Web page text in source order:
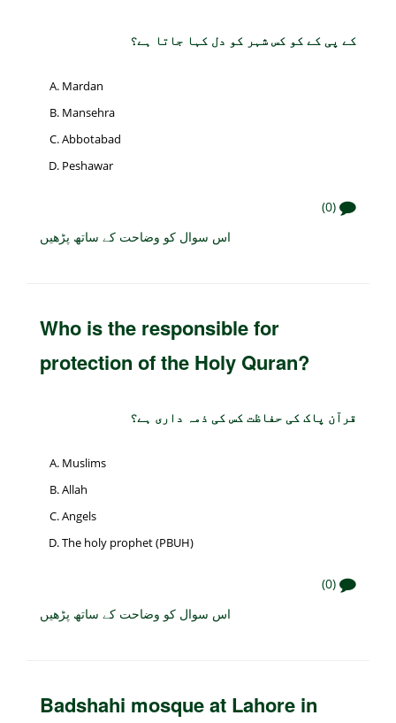
کے پی کے کو کس شہر کو دل کہا جاتا ہے؟
Mardan
Mansehra
Abbotabad
Peshawar
(0)
اس سوال کو وضاحت کے ساتھ پڑھیں
Who is the responsible for
protection of the Holy Quran?
قرآن پاک کی حفاظت کس کی ذمہ داری ہے؟
Muslims
Allah
Angels
The holy prophet (PBUH)
(0)
اس سوال کو وضاحت کے ساتھ پڑھیں
Badshahi mosque at Lahore in